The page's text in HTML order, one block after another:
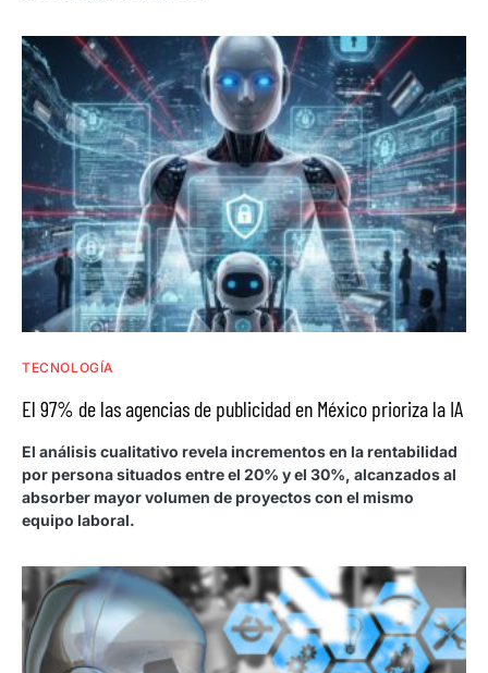
TECNOLOGÍA
El 97% de las agencias de publicidad en México prioriza la IA
El análisis cualitativo revela incrementos en la rentabilidad
por persona situados entre el 20% y el 30%, alcanzados al
absorber mayor volumen de proyectos con el mismo
equipo laboral.